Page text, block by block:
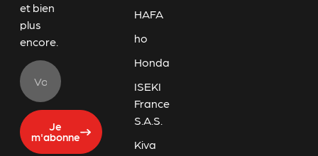
et bien
plus
encore.
Je
m'abonne
HAFA
ho
Honda
ISEKI
France
S.A.S.
Kiva